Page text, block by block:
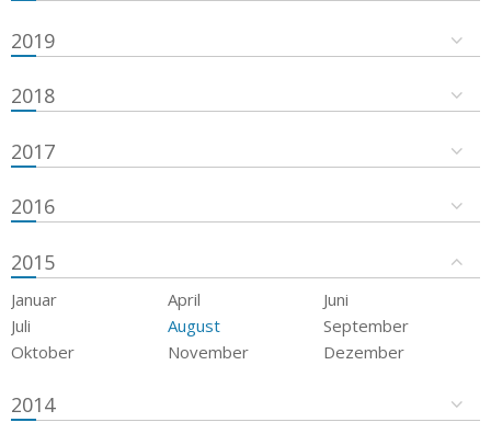
2019
2018
2017
2016
2015
Januar April
Juni
Juli
August
September
Oktober
November Dezember
2014